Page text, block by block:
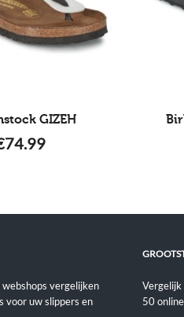
GIZEH
74.99
vergelijken
voor uw slippers en
Vergelijk
50